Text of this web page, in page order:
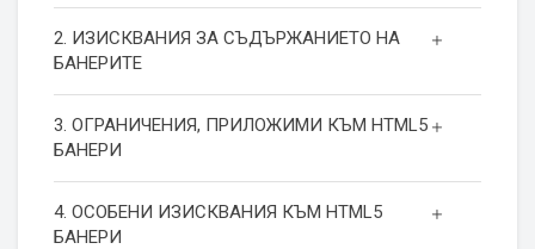
2. ИЗИСКВАНИЯ ЗА СЪДЪРЖАНИЕТО НА
БАНЕРИТЕ
3. ОГРАНИЧЕНИЯ, ПРИЛОЖИМИ КЪМ HTML5
БАНЕРИ
4. ОСОБЕНИ ИЗИСКВАНИЯ КЪМ HTML5
БАНЕРИ